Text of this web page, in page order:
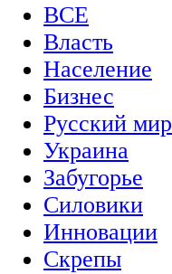
ВСЕ
Власть
Население
Бизнес
Русский мир
Украина
Забугорье
Силовики
Инновации
Скрепы